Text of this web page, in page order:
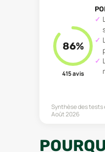
86%
415avis
Synthèse des tests
Août 2026